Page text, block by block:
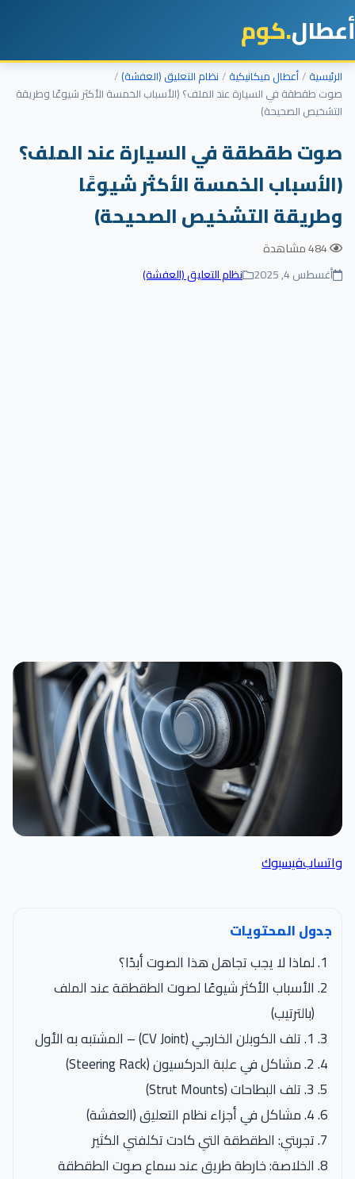
أعطال.كوم
الرئيسية أعطال ميكانيكية
نظام التعليق (العفشة)
صوت طقطقة في السيارة عند الملف؟ (الأسباب الخمسة الأكثر شيوعًا وطريقة
التشخيص الصحيحة)
صوت طقطقة في السيارة عند الملف؟
(الأسباب الخمسة الأكثر شيوعًا
وطريقة التشخيص الصحيحة)
أغسطس 4, 2025 نظام التعليق (العفشة)
واتسابفيسبوك
جدول المحتويات
لماذا لا يجب تجاهل هذا الصوت أبدًا؟
الأسباب الأكثر شيوعًا لصوت الطقطقة عند الملف
(بالترتيب)
1. تلف الكوبلن الخارجي (CV Joint) – المشتبه به الأول
2. مشاكل في علبة الدركسيون (Steering Rack)
3. تلف البطاحات (Strut Mounts)
4. مشاكل في أجزاء نظام التعليق (العفشة)
تجربتي: الطقطقة التي كادت تكلفني الكثير
الخلاصة: خارطة طريق عند سماع صوت الطقطقة